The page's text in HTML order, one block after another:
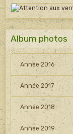
Album photos
Année 2016
Année 2017
Année 2018
Année 2019